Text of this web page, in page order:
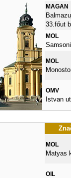
MAGAN
33.főut
MOL
MOL
OMV
Istvan
MOL
Matyas
OIL